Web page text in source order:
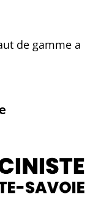
de gamme a